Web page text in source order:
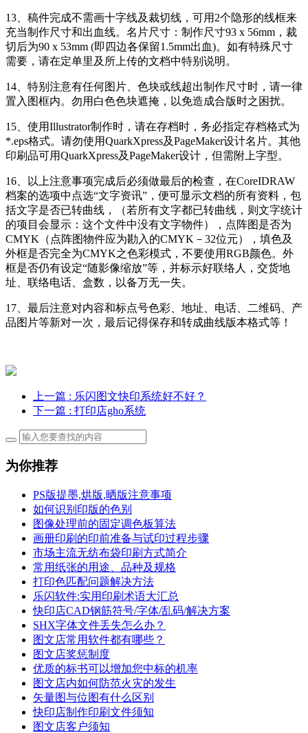
13、稿件完成不需画十字线及裁切线，可用2个隐形的线框来
充当制作尺寸和出血线。名片尺寸：制作尺寸93 x 56mm，裁
切后为90 x 53mm (即四边各保留1.5mm出血)。如有特殊尺寸
需要，请在定单里及所上传的文档中特别说明。
14、特别注意有任何图片、色块或线超出制作尺寸时，请一律
置入图框内。勿用白色色块遮掩，以免造成合版时之困扰。
15、使用Illustrator制作时，请在存档时，务必指定存档格式为
*.eps格式。请勿使用QuarkXpress及PageMaker设计名片。其他
印刷品可用QuarkXpress及PageMaker设计，但需附上字型。
16、以上注意事项完成后必须做最后的检查，在CoreIDRAW
档案的选项中点选“文字资讯”，便可显示文档的所有资料，包
括文字是否已转曲线，（若所有文字都已转曲线，则文字统计
的项目会显示：这个文件中没有文字物件），点阵图是否为
CMYK（点阵图物件应为勘入的CMYK－32位元），填色及
外框是否完全为CMYK之色彩模式，不要使用RGB颜色。外
框是否仍有设定“随影像缩放”等，并标示好联络人，交货地
址、联络电话、盒数，以备万无一失。
17、最后注意对内容和标点号色彩、地址、电话、二维码、产
品图片等新对一次，最后记得保存和转成曲线版本格式等！
上一篇 : 乐闪图文快印系统好不好？
下一篇 : 打印店gho系统
为你推荐
PS版提墨,烘版,晒版注意事项
如何识别印版的色别
图像处理前的固定调色板算法
画册印刷的印前准备与试印过程步骤
市场主流无纺布袋印刷方式简介
常用纸张的用途、品种及规格
打印色匹配问题解决方法
乐闪软件:实用印刷术语大汇总
快印店CAD钢筋符号/字体/乱码/解决方案
SHX字体文件丢失怎么办？
图文店常用软件都有哪些？
图文店奖惩制度
优质的标书可以增加您中标的机率
图文店内如何防范火灾的发生
矢量图与位图有什么区别
快印店制作印刷文件须知
图文店客户须知